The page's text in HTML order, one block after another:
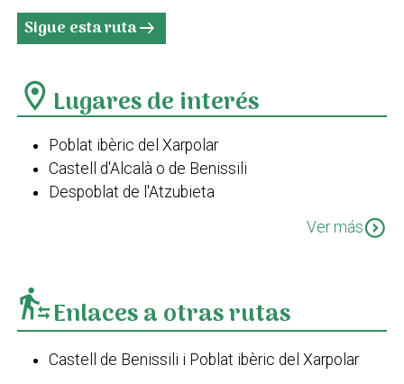
Sigue esta rutaarrow_right_alt
location_on Lugares de interés
Poblat ibèric del Xarpolar
Castell d'Alcalà o de Benissili
Despoblat de l'Atzubieta
Ver másexpand_circle_down
transfer_within_a_stationEnlaces a otras rutas
Castell de Benissili i Poblat ibèric del Xarpolar